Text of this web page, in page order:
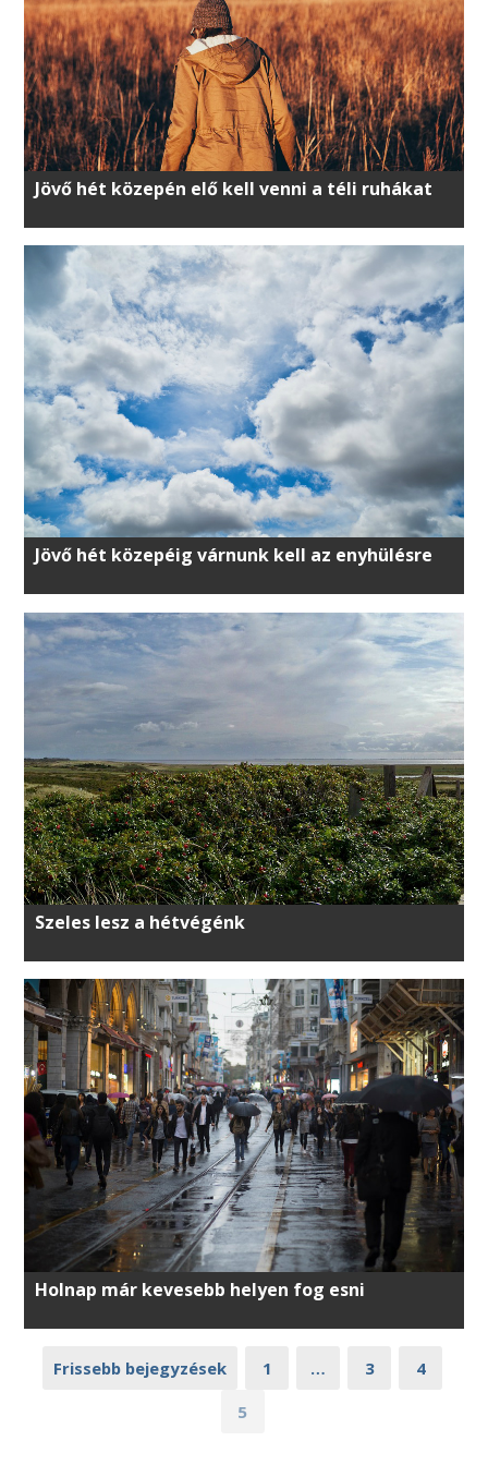
Jövő hét közepén elő kell venni a téli ruhákat
Jövő hét közepéig várnunk kell az enyhülésre
Szeles lesz a hétvégénk
Holnap már kevesebb helyen fog esni
Frissebb bejegyzések 1 … 3
4
5